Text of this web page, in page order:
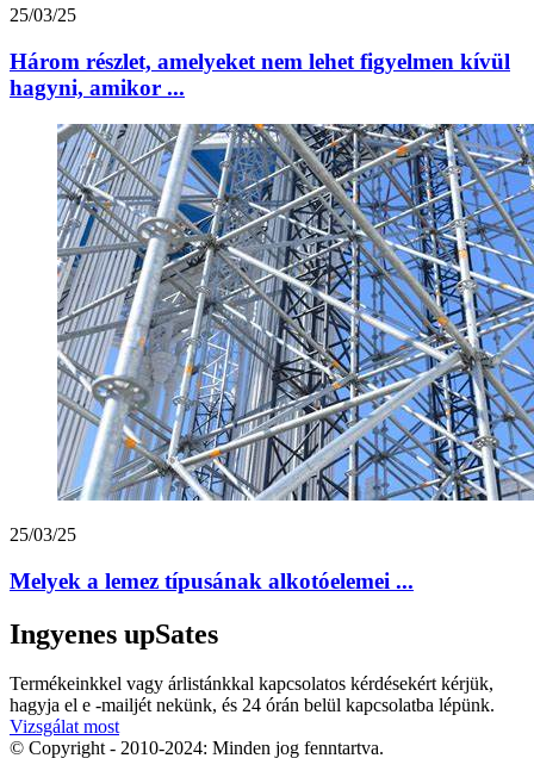
25/03/25
Három részlet, amelyeket nem lehet figyelmen kívül
hagyni, amikor ...
25/03/25
Melyek a lemez típusának alkotóelemei ...
Ingyenes upSates
Termékeinkkel vagy árlistánkkal kapcsolatos kérdésekért kérjük,
hagyja el e -mailjét nekünk, és 24 órán belül kapcsolatba lépünk.
Vizsgálat most
© Copyright - 2010-2024: Minden jog fenntartva.